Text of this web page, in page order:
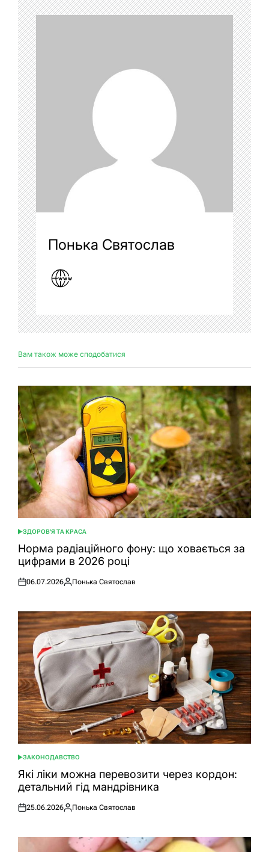
Понька Святослав
Вам також може сподобатися
ОПУБЛІКУВАТИ
У
ЗДОРОВ'Я ТА КРАСА
Норма радіаційного фону: що ховається за
цифрами в 2026 році
Оприлюднено
06.07.2026
Опубліковано
Понька Святослав
ОПУБЛІКУВАТИ
У
ЗАКОНОДАВСТВО
Які ліки можна перевозити через кордон:
детальний гід мандрівника
Оприлюднено
25.06.2026
Опубліковано
Понька Святослав